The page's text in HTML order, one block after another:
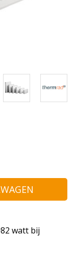
watt bij